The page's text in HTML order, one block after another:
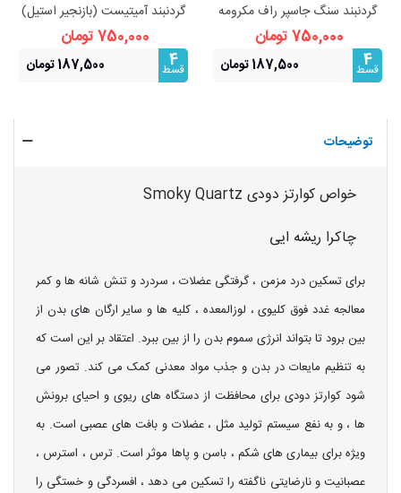
گردنبند سنگ جاسپر راف مکرومه
بافی فری سایز
750,000 تومان
4
قسط 187,500 تومان
گردنبند آمیتیست (بازنجیر استیل)
نماد آرامش و محافظت
750,000 تومان
4
قسط 187,500 تومان
توضیحات
خواص کوارتز دودی Smoky Quartz
چاکرا ریشه ایی
برای تسکین درد مزمن ، گرفتگی عضلات ، سردرد و تنش شانه ها و کمر
معالجه غدد فوق کلیوی ، لوزالمعده ، کلیه ها و سایر ارگان های بدن از
بین برود تا بتواند انرژی سموم بدن را از بین ببرد. اعتقاد بر این است که
به تنظیم مایعات در بدن و جذب مواد معدنی کمک می کند. تصور می
شود کوارتز دودی برای محافظت از دستگاه های ریوی و احیای برونش
ها ، و به نفع سیستم تولید مثل ، عضلات و بافت های عصبی است. به
ویژه برای بیماری های شکم ، باسن و پاها موثر است. ترس ، استرس ،
عصبانیت و نارضایتی ناگفته را تسکین می دهد ، افسردگی و خستگی را